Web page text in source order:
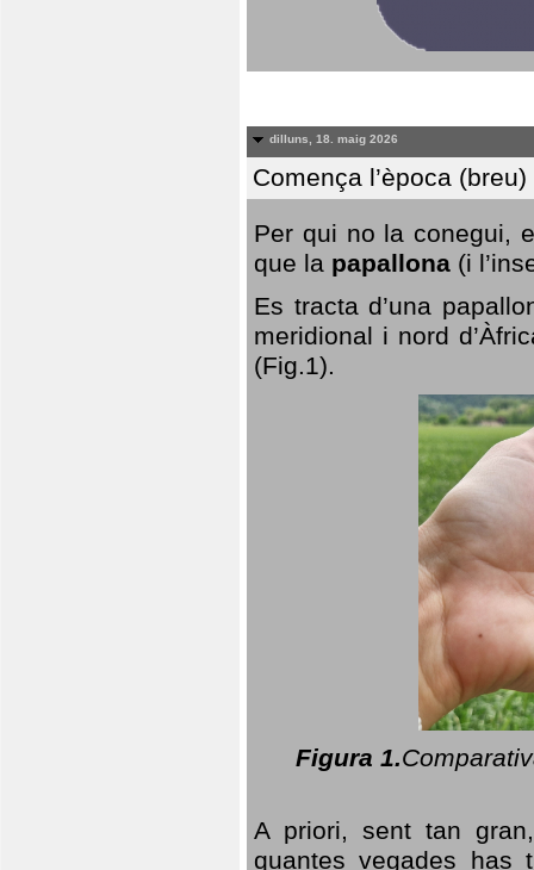
dilluns, 18. maig 2026
Comença l’època
Per qui no la conegui,
que la papallona (i
Es tracta d’una
meridional i nord
(Fig.1).
Figura 1.
A priori, sent tan
quantes vegades has